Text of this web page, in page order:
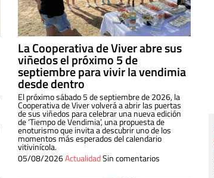
La Cooperativa de Viver abre sus
viñedos el próximo 5 de
septiembre para vivir la vendimia
desde dentro
El próximo sábado 5 de septiembre de 2026, la
Cooperativa de Viver volverá a abrir las puertas
de sus viñedos para celebrar una nueva edición
de ‘Tiempo de Vendimia’, una propuesta de
enoturismo que invita a descubrir uno de los
momentos más esperados del calendario
vitivinícola.
05/08/2026ActualidadSin comentarios